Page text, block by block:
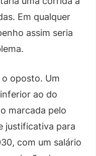
Em qualquer
assim seria
oposto. Um
ao do
marcada pelo
justificativa para
com um salário